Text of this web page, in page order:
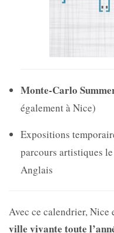
Monte-Carlo
également à Nice)
Expositions
parcours artistiques
Anglais
Avec ce calendrier, Nice
ville vivante toute